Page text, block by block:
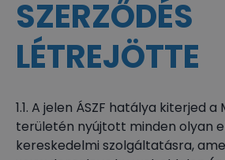
SZERZŐDÉS
LÉTREJÖTTE
1.1. A jelen ÁSZF hatálya kiterjed
területén nyújtott minden olyan
kereskedelmi szolgáltatásra,